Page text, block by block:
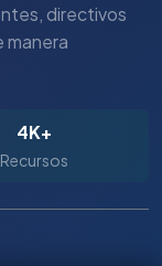
directivos
manera
4K+
Recursos